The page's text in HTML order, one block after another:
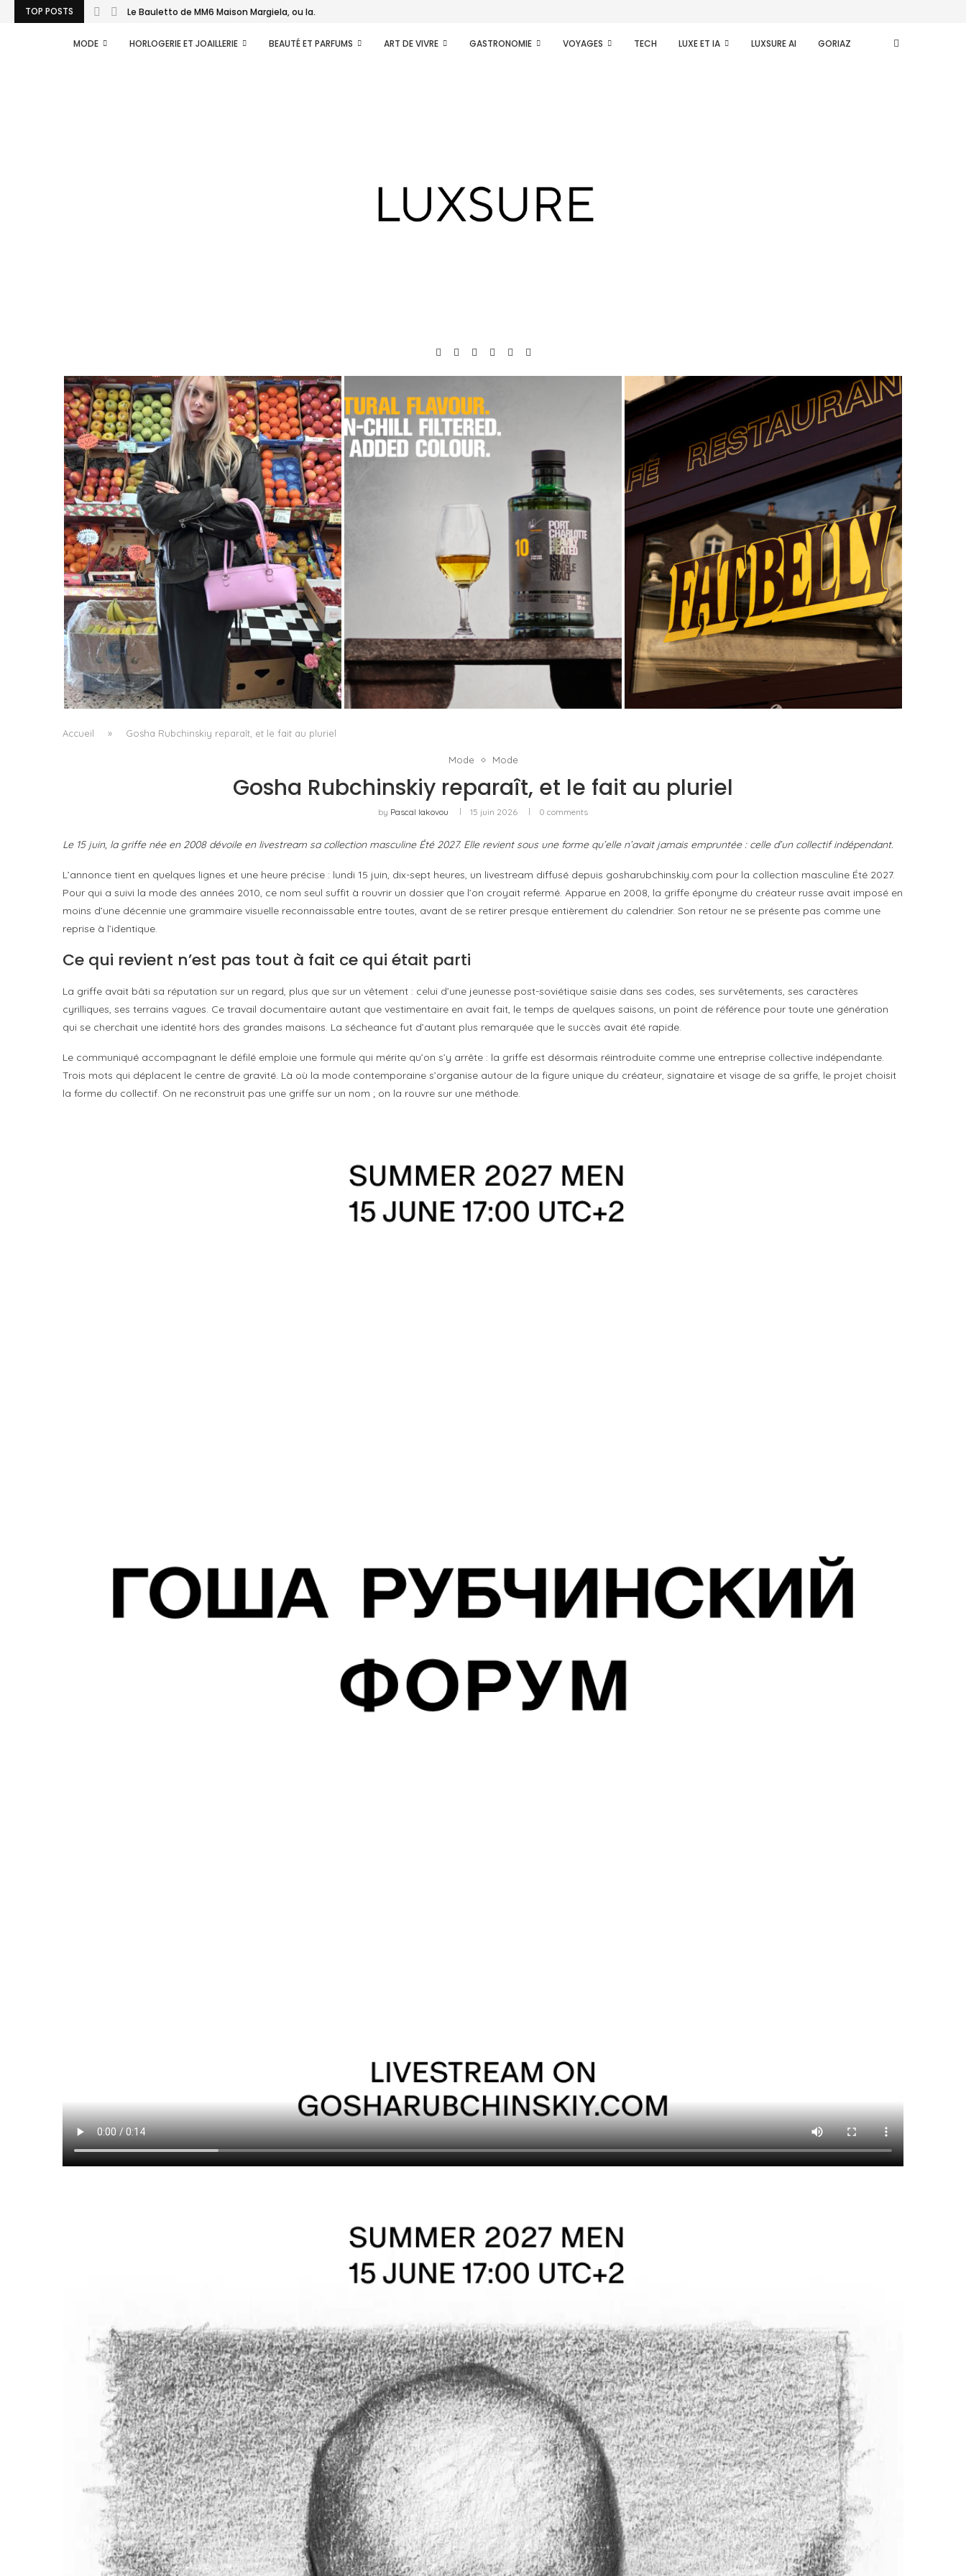
TOP POSTS Le Bauletto de MM6 Maison Margiela, ou la...
MODE HORLOGERIE ET JOAILLERIE BEAUTÉ ET PARFUMS ART DE VIVRE GASTRONOMIE VOYAGES TECH LUXE ET IA LUXSURE AI GORIAZ
LE BAULETTO DE MM6 MAISON MARGIELA, OU
LA GÉOMÉTRIE COMME SEUL ORNEMENT
by Pascal Iakovou
PORT CHARLOTTE 10 : CE QUE 40 PPM DIT
D’UNE RÉCOMPENSE SANS...
by
FAT BELLY, LA RÔTISSERIE ASIATIQUE COMME
CUISINE DU TEMPS LONG
Accueil » Gosha Rubchinskiy reparaît, et le fait au pluriel
Mode Mode
Gosha Rubchinskiy reparaît, et le fait au pluriel
by Pascal Iakovou 15 juin 2026 0 comments
Le 15 juin, la griffe née en 2008 dévoile en livestream sa collection masculine Été 2027. Elle revient sous une forme qu’elle n’avait jamais empruntée : celle d’un collectif indépendant.
L’annonce tient en quelques lignes et une heure précise : lundi 15 juin, dix-sept heures, un livestream diffusé depuis gosharubchinskiy.com pour la collection masculine Été 2027.
Pour qui a suivi la mode des années 2010, ce nom seul suffit à rouvrir un dossier que l’on croyait refermé. Apparue en 2008, la griffe éponyme du créateur russe avait imposé en
moins d’une décennie une grammaire visuelle reconnaissable entre toutes, avant de se retirer presque entièrement du calendrier. Son retour ne se présente pas comme une
reprise à l’identique.
Ce qui revient n’est pas tout à fait ce qui était parti
La griffe avait bâti sa réputation sur un regard, plus que sur un vêtement : celui d’une jeunesse post-soviétique saisie dans ses codes, ses survêtements, ses caractères
cyrilliques, ses terrains vagues. Ce travail documentaire autant que vestimentaire en avait fait, le temps de quelques saisons, un point de référence pour toute une génération
qui se cherchait une identité hors des grandes maisons. La sécheance fut d’autant plus remarquée que le succès avait été rapide.
Le communiqué accompagnant le défilé emploie une formule qui mérite qu’on s’y arrête : la griffe est désormais réintroduite comme une entreprise collective indépendante.
Trois mots qui déplacent le centre de gravité. Là où la mode contemporaine s’organise autour de la figure unique du créateur, signataire et visage de sa griffe, le projet choisit
la forme du collectif. On ne reconstruit pas une griffe sur un nom ; on la rouvre sur une méthode.